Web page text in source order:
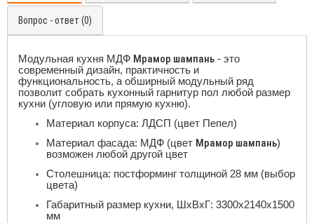
Вопрос - ответ (0)
Модульная кухня МДФ Мрамор шампань - это
современный дизайн, практичность и
функциональность, а обширный модульный ряд
позволит собрать кухонный гарнитур пол любой размер
кухни (угловую или прямую кухню).
Материал корпуса: ЛДСП (цвет Пепел)
Материал фасада: МДФ (цвет Мрамор шампань)
возможен любой другой цвет
Столешница: постформинг толщиной 28 мм (выбор
цвета)
Габаритный размер кухни, ШхВхГ: 3300х2140х1500
мм